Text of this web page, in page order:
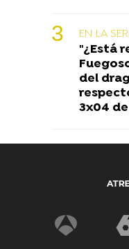
EN LA
"¿Está
del
3x04